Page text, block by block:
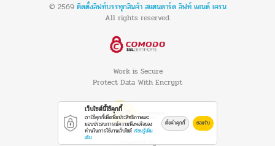
© 2569 ติดตั้งลิฟท์บรรทุกสินค้า สแตนดาร์ด ลิฟท์ แอนด์ เครน
All rights reserved.
Work is Secure
Protect Data With Encrypt
Powered By
เว็บไซต์นี้ใช้คุกกี้
เราใช้คุกกี้เพื่อเพิ่มประสิทธิภาพและ
มอบประสบการณ์ความพึงพอใจของ
ท่านในการใช้งานเว็บไซต์ เรียนรู้เพิ่ม
เติม
ตั้งค่าคุกกี้ ยอมรับ